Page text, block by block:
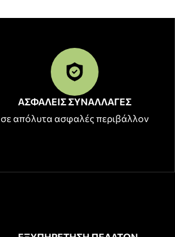
ΑΣΦΑΛΕΙΣ ΣΥΝΑΛΛΑΓΕΣ
σε απόλυτα ασφαλές περιβάλλον